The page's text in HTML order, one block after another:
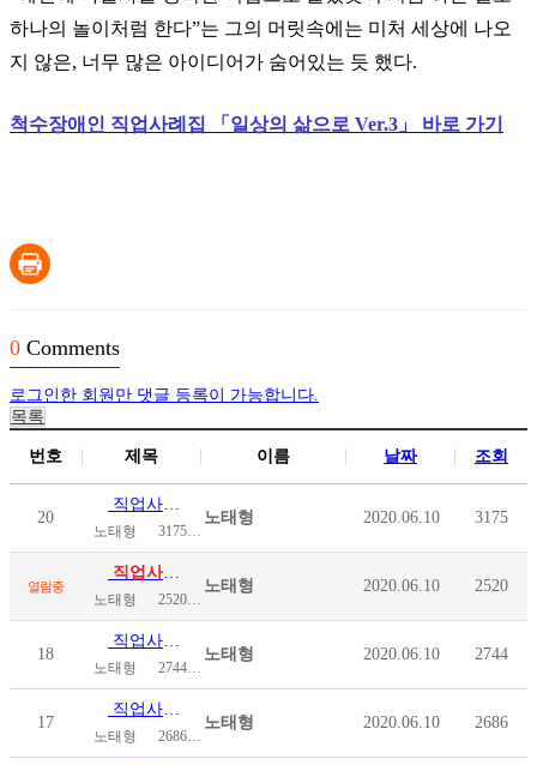
하나의 놀이처럼 한다”는 그의 머릿속에는 미처 세상에 나오
지 않은, 너무 많은 아이디어가 숨어있는 듯 했다.
척수장애인 직업사례집 「 일상의 삶으로 Ver.3 」 바로 가기
0 Comments
로그인한 회원만 댓글 등록이 가능합니다.
목록
번호 제목 이름 날짜 조회
20
직업사례 ⑳ 허재혁 | 장애인기업 이리야시스템 대표
노태형 3175
노태형 2020.06.10 3175
열람중
직업사례 ⑲ 함정균 | 함박TV 운영하는 유튜브 크리에…
노태형 2520
노태형 2020.06.10 2520
18
직업사례 ⑱ 하 철 | 다산도예 대표
노태형 2744
노태형 2020.06.10 2744
17
직업사례 ⑰ 최문정 | 휠체어 댄스스포츠 선수
노태형 2686
노태형 2020.06.10 2686